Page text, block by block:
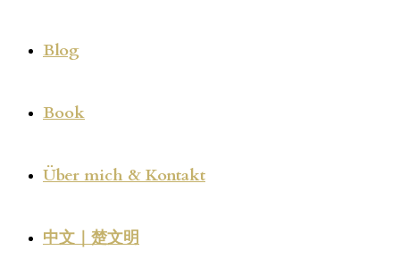
Blog
Book
Über mich & Kontakt
中文｜楚文明